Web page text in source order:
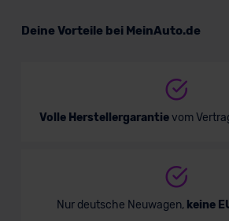
Deine Vorteile bei MeinAuto.de
Volle Herstellergarantievom
Nur deutsche Neuwagen, keine